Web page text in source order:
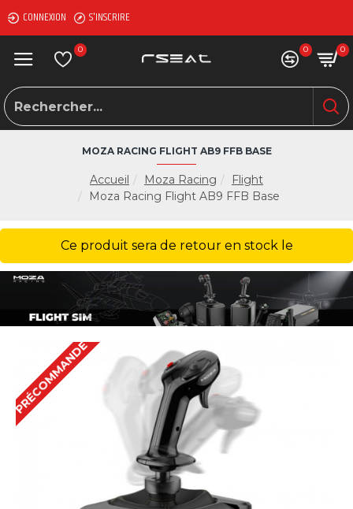
CONNEXION S'INSCRIRE
0 0 0
Accueil Moza Racing
Flight
Moza Racing Flight AB9 FFB Base
MOZA RACING FLIGHT AB9 FFB BASE
Ce produit sera de retour en stock le
PRÉCOMMANDE